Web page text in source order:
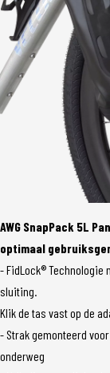
AWG SnapPack 5L
optimaal
- FidLock® Technologie
sluiting.
Klik de tas vast op de
- Strak gemonteerd
onderweg